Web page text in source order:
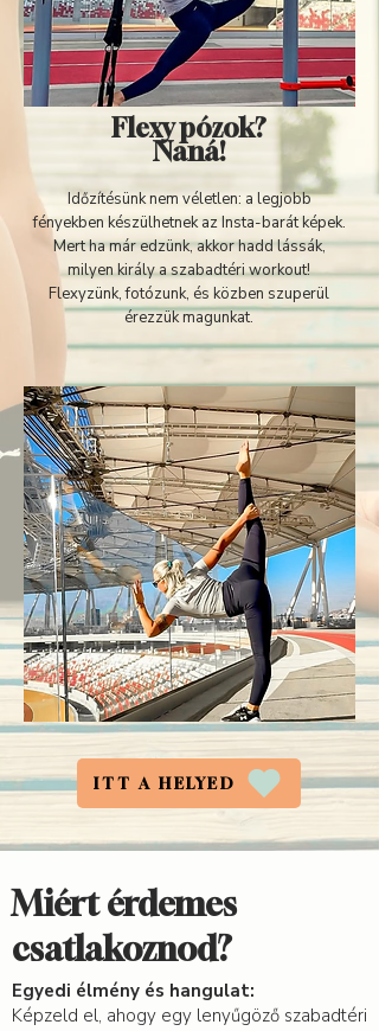
Flexy pózok?
Naná!
Időzítésünk nem véletlen: a legjobb
fényekben készülhetnek az Insta-barát képek.
Mert ha már edzünk, akkor hadd lássák,
milyen király a szabadtéri workout!
Flexyzünk, fotózunk, és közben szuperül
érezzük magunkat.
ITT A HELYED
Miért érdemes
csatlakoznod?
Egyedi élmény és hangulat:
Képzeld el, ahogy egy lenyűgöző szabadtéri